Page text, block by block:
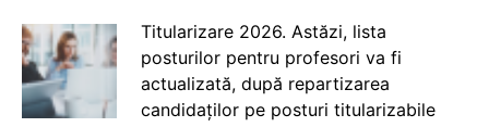
Titularizare 2026. Astăzi, lista
posturilor pentru profesori va fi
actualizată, după repartizarea
candidaților pe posturi titularizabile